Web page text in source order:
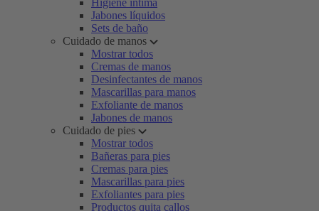
Higiene íntima
Jabones líquidos
Sets de baño
Cuidado de manos
Mostrar todos
Cremas de manos
Desinfectantes de manos
Mascarillas para manos
Exfoliante de manos
Jabones de manos
Cuidado de pies
Mostrar todos
Bañeras para pies
Cremas para pies
Mascarillas para pies
Exfoliantes para pies
Productos quita callos